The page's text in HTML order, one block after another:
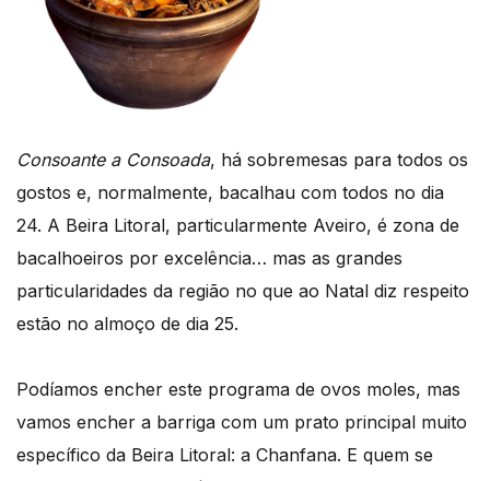
Consoante a Consoada, há sobremesas para todos os
gostos e, normalmente, bacalhau com todos no dia
24. A Beira Litoral, particularmente Aveiro, é zona de
bacalhoeiros por excelência… mas as grandes
particularidades da região no que ao Natal diz respeito
estão no almoço de dia 25.
Podíamos encher este programa de ovos moles, mas
vamos encher a barriga com um prato principal muito
específico da Beira Litoral: a Chanfana. E quem se